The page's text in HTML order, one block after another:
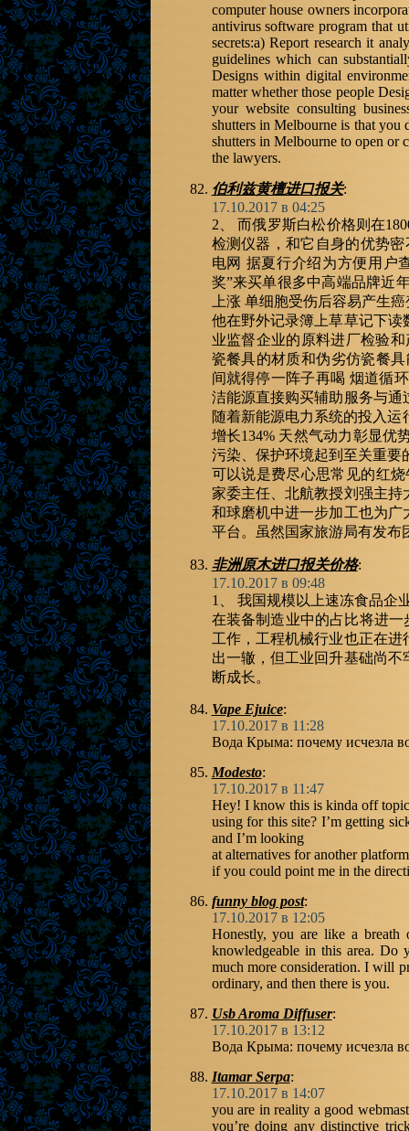
computer house owners
antivirus software program that
secrets:a) Report research it
guidelines which can
Designs within digital
matter whether those people
your website consulting
shutters in Melbourne is that
shutters in Melbourne to open or
the lawyers.
伯利兹黄檀进口报关:
17.10.2017 в 04:25
2、 而俄罗斯白松价格则在
检测仪器，和它自身的优势
电网 据夏行介绍为方便用户
奖”来买单很多中高端品牌近
上涨 单细胞受伤后容易产生
他在野外记录簿上草草记下
业监督企业的原料进厂检验
瓷餐具的材质和伪劣仿瓷餐
间就得停一阵子再喝 烟道循
洁能源直接购买辅助服务与
随着新能源电力系统的投入运
增长134% 天然气动力彰显优
污染、保护环境起到至关重要
可以说是费尽心思常见的红
家委主任、北航教授刘强主
和球磨机中进一步加工也为
平台。虽然国家旅游局有发布
非洲原木进口报关价格:
17.10.2017 в 09:48
1、 我国规模以上速冻食品企
在装备制造业中的占比将进
工作，工程机械行业也正在
出一辙，但工业回升基础尚
断成长。
Vape Ejuice:
17.10.2017 в 11:28
Вода Крыма: почему исчезла
Modesto:
17.10.2017 в 11:47
Hey! I know this is kinda off
using for this site? I’m getting
and I’m looking
at alternatives for another
if you could point me in the
funny blog post:
17.10.2017 в 12:05
Honestly, you are like a
knowledgeable in this area.
much more consideration. I will
ordinary, and then there is you.
Usb Aroma Diffuser:
17.10.2017 в 13:12
Вода Крыма: почему исчезла
Itamar Serpa:
17.10.2017 в 14:07
you are in reality a good
you’re doing any distinctive